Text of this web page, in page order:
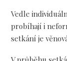
Vedle
probíhají i
setkání je